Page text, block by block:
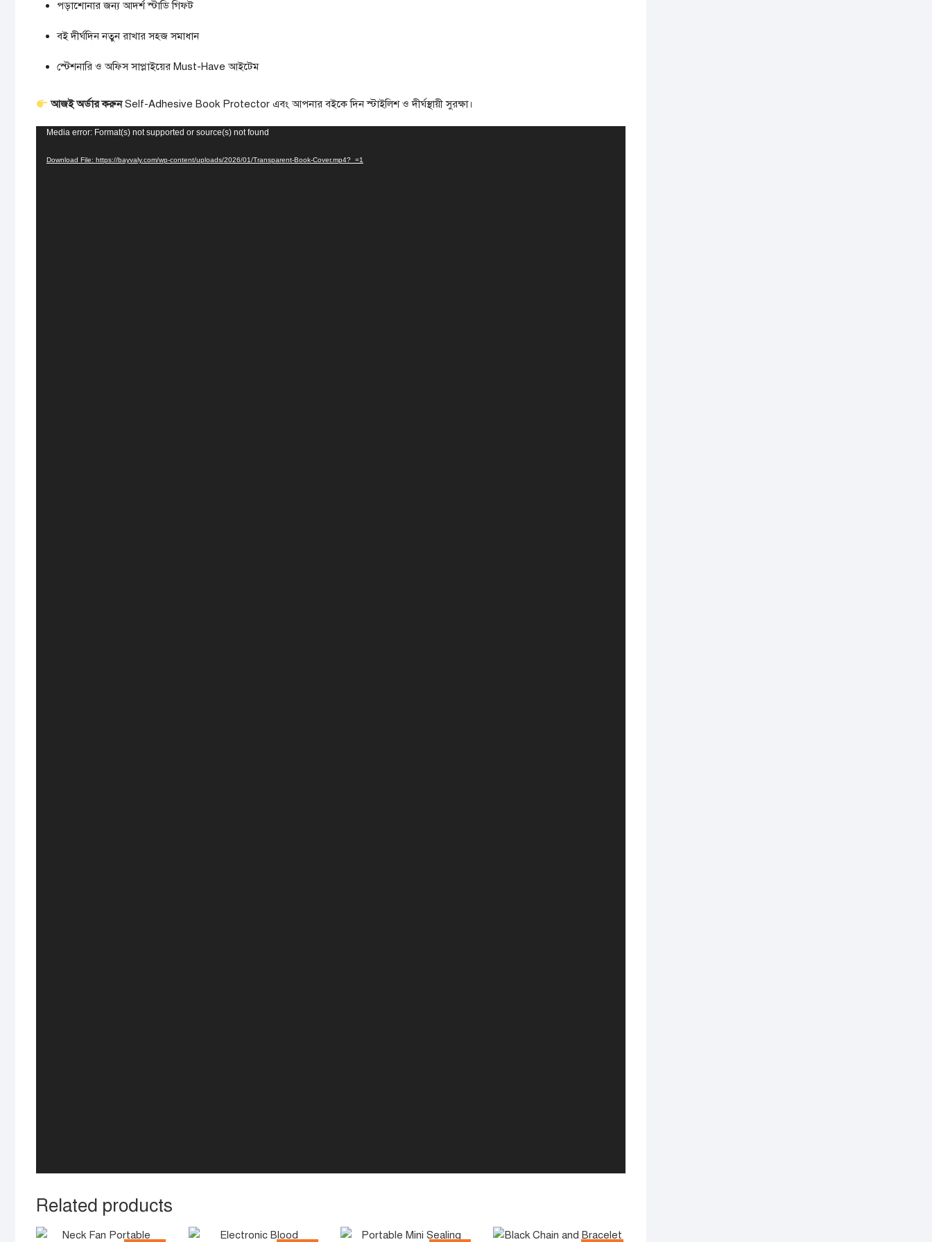
পড়াশোনার জন্য আদর্শ স্টাডি গিফট
বই দীর্ঘদিন নতুন রাখার সহজ সমাধান
স্টেশনারি ও অফিস সাপ্লাইয়ের Must-Have আইটেম
আজই অর্ডার করুনSelf-Adhesive Book Protector এবং আপনার বইকে দিন স্টাইলিশ ও দীর্ঘস্থায়ী সুরক্ষা।
Video
Media error: Format(s) not supported or source(s) not found
Download File: https://bayvaly.com/wp-content/uploads/2026/01/Transparent-Book-Cover.mp4?_=1
Related products